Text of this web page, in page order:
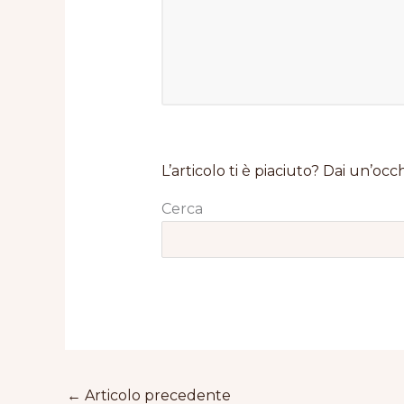
L’articolo ti è piaciuto? Dai
Cerca
← Articolo precedente